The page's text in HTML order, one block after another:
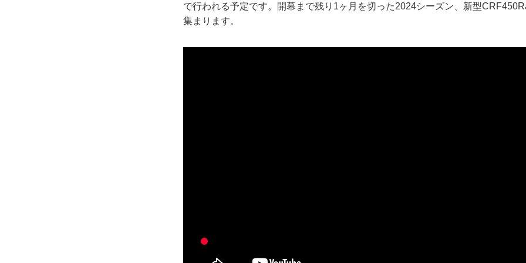
で行われる予定です。開幕まで残り1ヶ月を切った2024シーズン、新型
集まります。